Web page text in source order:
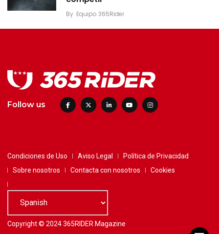
By Equipo 365Rider
Follow us
Condiciones de Uso Aviso Legal
Política de Privacidad
Sobre nosotros
Contacta con nosotros Cookies
Copyright © 2024 365RIDER Magazine